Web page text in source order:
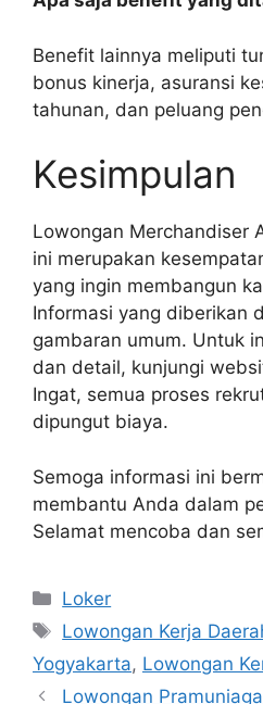
Benefit lainnya meliputi
bonus kinerja, asuransi
tahunan, dan peluang
Kesimpulan
Lowongan Merchandiser
ini merupakan
yang ingin membangun
Informasi yang diberikan
gambaran umum. Untuk
dan detail, kunjungi
Ingat, semua proses
dipungut biaya.
Semoga informasi ini
membantu Anda dalam
Selamat mencoba dan
Kategori
Loker
Tag
Lowongan Kerja
Yogyakarta, Lowongan
Lowongan